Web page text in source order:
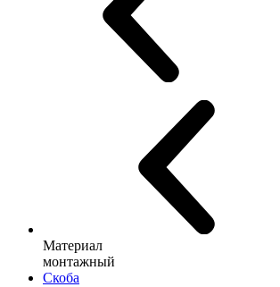
Материал
монтажный
Скоба